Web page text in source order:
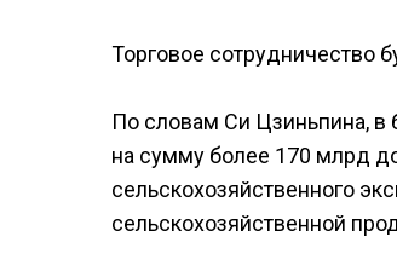
Торговое сотрудничество
По словам Си Цзиньпина, в
на сумму более 170 млрд
сельскохозяйственного
сельскохозяйственной